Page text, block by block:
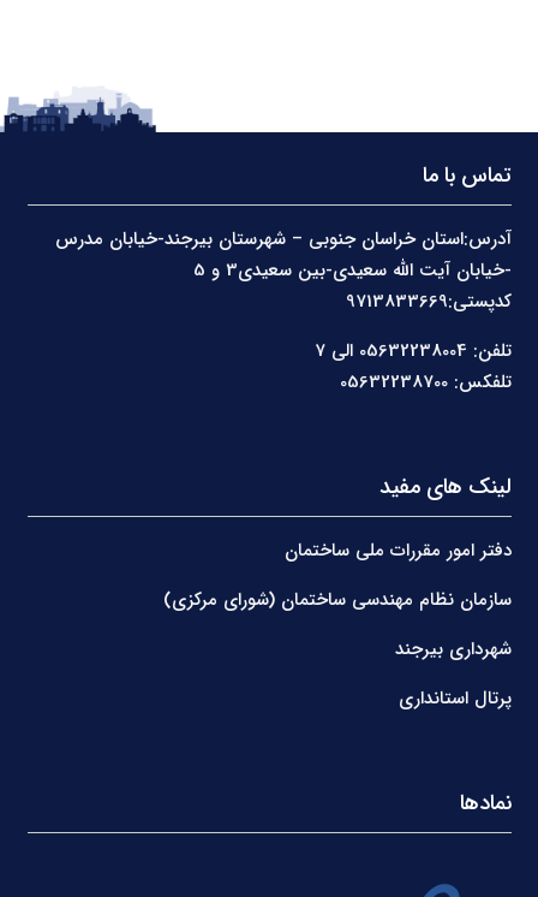
تماس با ما
آدرس:استان خراسان جنوبی – شهرستان بیرجند-خیابان مدرس
کدپستی:9713833669
تلفن: 05632238004 الی 7
تلفکس: 05632238700
لینک های مفید
دفتر امور مقررات ملی ساختمان
سازمان نظام مهندسی ساختمان (شورای مرکزی)
شهرداری بیرجند
پرتال استانداری
نمادها